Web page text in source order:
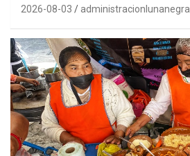
2026-08-03 administracionlunanegra